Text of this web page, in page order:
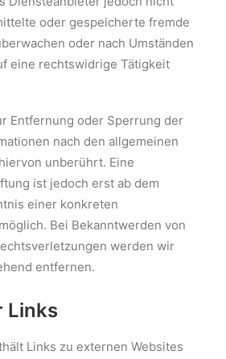
oder gespeicherte fremde
oder nach Umständen
eine rechtswidrige Tätigkeit
Entfernung oder Sperrung der
nach den allgemeinen
unberührt. Eine
ist jedoch erst ab dem
einer konkreten
Bei Bekanntwerden von
werden wir
entfernen.
Links
Links zu externen Websites